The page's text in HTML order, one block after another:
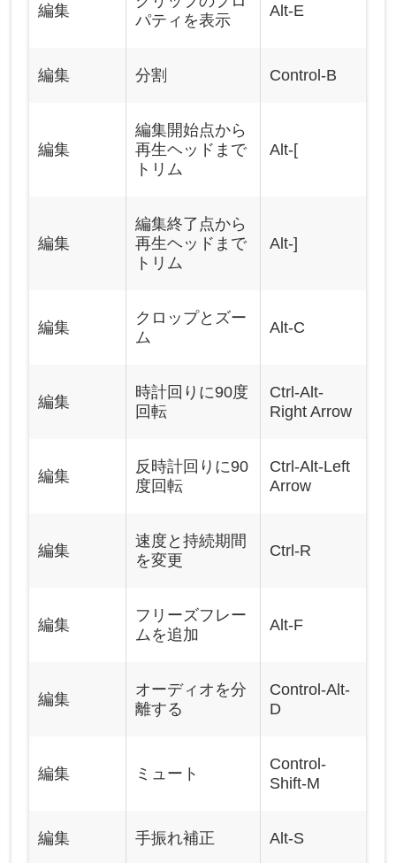
編集
パティを表示
Alt-E
編集 分割 Control-B
編集
編集開始点から
再生ヘッドまで
トリム
Alt-[
編集
編集終了点から
再生ヘッドまで
トリム
Alt-]
編集
クロップとズー
ム
Alt-C
編集
時計回りに90度
回転
Ctrl-Alt-
Right Arrow
編集
反時計回りに90
度回転
Ctrl-Alt-Left
Arrow
編集
速度と持続期間
を変更
Ctrl-R
編集
フリーズフレー
ムを追加
Alt-F
編集
オーディオを分
離する
Control-Alt-
D
編集 ミュート
Control-
Shift-M
編集 手振れ補正 Alt-S